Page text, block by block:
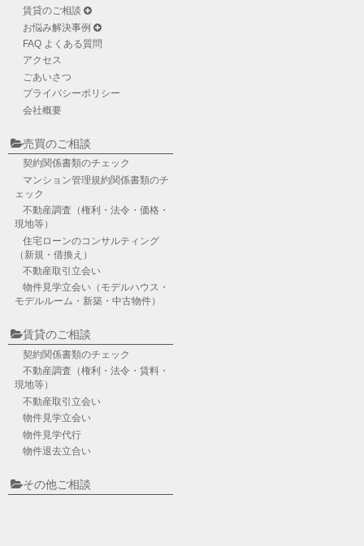
賃貸のご相談
お悩み解決事例
FAQ よくある質問
アクセス
ごあいさつ
プライバシーポリシー
会社概要
売買のご相談
契約関係書類のチェック
マンション管理規約関係書類のチ
ェック
不動産調査
（権利・法令・価格・
現地等）
住宅ローンのコンサルティング
（新規・借換え）
不動産取引立会い
物件見学立会い （モデルハウス・
モデルルーム・新築・中古物件）
賃貸のご相談
契約関係書類のチェック
不動産調査
（権利・法令・賃料・
現地等）
不動産取引立会い
物件見学立会い
物件見学代行
物件退去立合い
その他ご相談